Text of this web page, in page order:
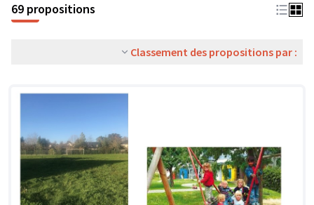
69 propositions
Classement des propositions par :